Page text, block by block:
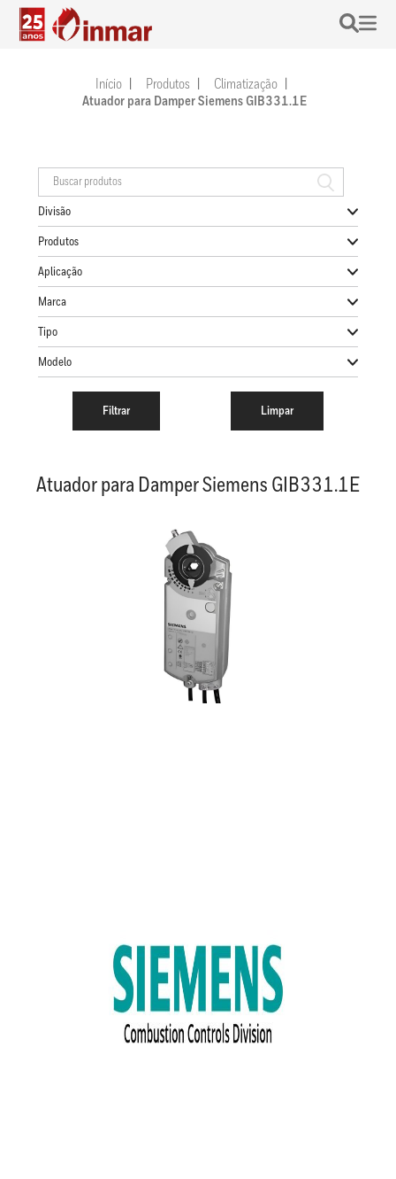
Início Produtos
Climatização
Atuador para Damper Siemens GIB331.1E
Divisão
Produtos
Aplicação
Marca
Tipo
Modelo
Atuador para Damper Siemens GIB331.1E